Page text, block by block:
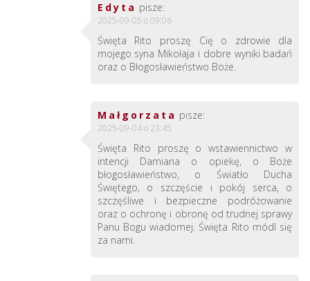
Edyta pisze:
2025-09-05 o 09:06
Święta Rito proszę Cię o zdrowie dla
mojego syna Mikołaja i dobre wyniki badań
oraz o Błogosławieństwo Boże.
Małgorzata pisze:
2025-09-04 o 23:45
Święta Rito proszę o wstawiennictwo w
intencji Damiana o opiekę, o Boże
błogosławieństwo, o Światło Ducha
Świętego, o szczęście i pokój serca, o
szczęśliwe i bezpieczne podróżowanie
oraz o ochronę i obronę od trudnej sprawy
Panu Bogu wiadomej. Święta Rito módl się
za nami.